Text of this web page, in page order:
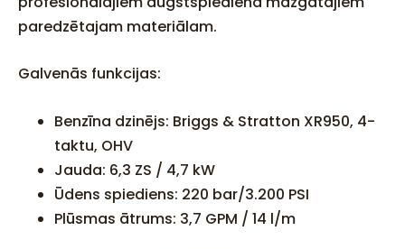
paredzētajam materiālam.
Galvenās funkcijas:
Benzīna dzinējs: Briggs & Stratton XR950, 4-
taktu, OHV
Jauda: 6,3 ZS / 4,7 kW
Ūdens spiediens: 220 bar/3.200 PSI
Plūsmas ātrums: 3,7 GPM / 14 l/m